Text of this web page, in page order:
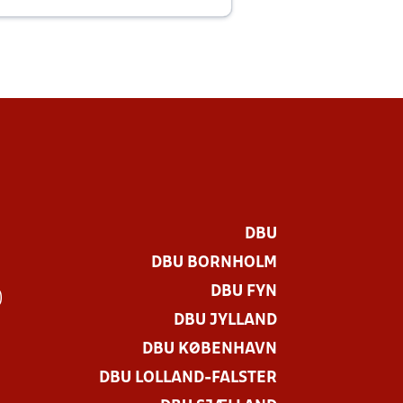
DBU
DBU BORNHOLM
DBU FYN
DBU JYLLAND
DBU KØBENHAVN
DBU LOLLAND-FALSTER